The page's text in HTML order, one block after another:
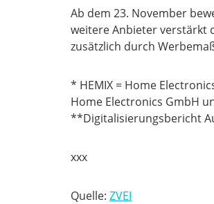
Ab dem 23. November
weitere Anbieter verstärkt
zusätzlich durch
* HEMIX = Home
Home Electronics GmbH
**Digitalisierungsbericht
xxx
Quelle: ZVEI